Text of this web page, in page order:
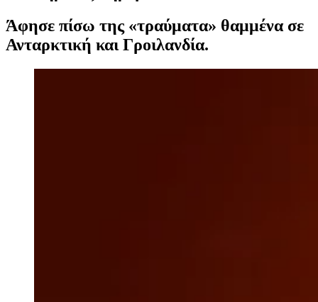
Άφησε πίσω της «τραύματα» θαμμένα σε
Ανταρκτική και Γροιλανδία.